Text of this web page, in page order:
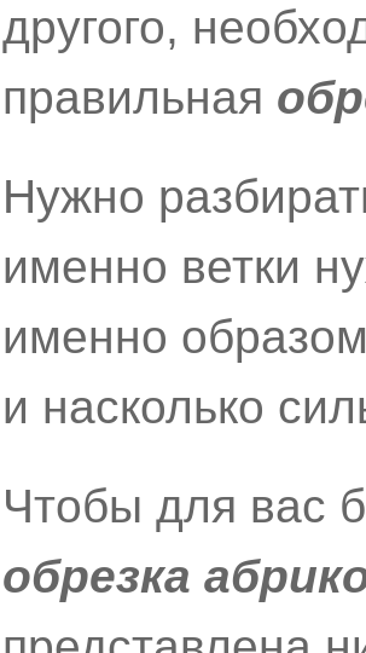
другого,
правильная
Нужно
именно ветки
именно
и насколько
Чтобы для вас
обрезка